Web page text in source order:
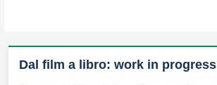
Dal film a libro: work in progress